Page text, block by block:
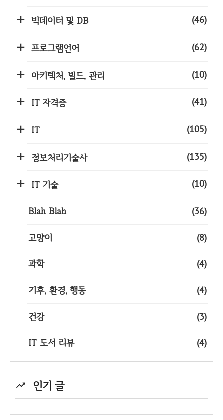
빅데이터 및 DB (46)
프로그램언어 (62)
아키텍처, 빌드, 관리 (10)
IT 자격증 (41)
IT (105)
정보처리기술사 (135)
IT 기술 (10)
Blah Blah (36)
고양이 (8)
과학 (4)
기후, 환경, 행동 (4)
건강 (3)
IT 도서 리뷰 (4)
인기 글